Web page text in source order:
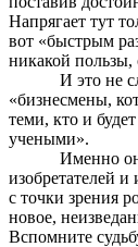
Напрягает тут
вот «быстрым
никакой пользы,
И это не
«бизнесмены,
теми, кто и
учеными».
Именно
изобретателей
с точки зрения
новое,
Вспомните